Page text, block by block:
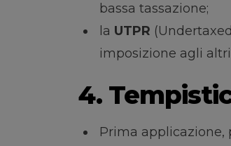
bassa tassazione;
la UTPR
imposizione agli
4.
Prima applicazione,